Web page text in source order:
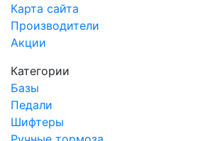
Карта сайта
Производители
Акции
Категории
Базы
Педали
Шифтеры